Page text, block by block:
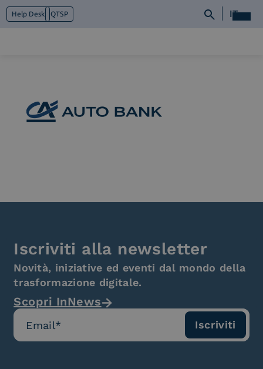
Help Desk QTSP IT
Cosa facciamo
Piattaforme
Iscriviti alla newsletter
Novità, iniziative ed eventi dal mondo della
trasformazione digitale.
Scopri InNews